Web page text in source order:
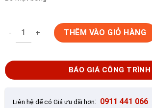
Gạch ốp lát 120x120cm Trung Quốc vân
THÊM VÀO GIỎ HÀNG
BÁO GIÁ CÔNG TRÌNH
Liên hệ để có Giá ưu đãi hơn: 0911 441 066